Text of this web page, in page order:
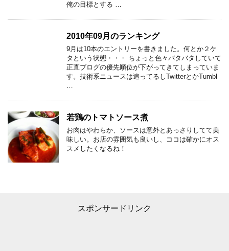
俺の目標とする …
2010年09月のランキング
9月は10本のエントリーを書きました。何とか２ケ
タという状態・・・ ちょっと色々バタバタしていて
正直ブログの優先順位が下がってきてしまっていま
す。技術系ニュースは追ってるしTwitterとかTumbl
…
若鶏のトマトソース煮
お肉はやわらか、ソースは意外とあっさりしてて美
味しい。お店の雰囲気も良いし、ココは確かにオス
スメしたくなるね！
スポンサードリンク